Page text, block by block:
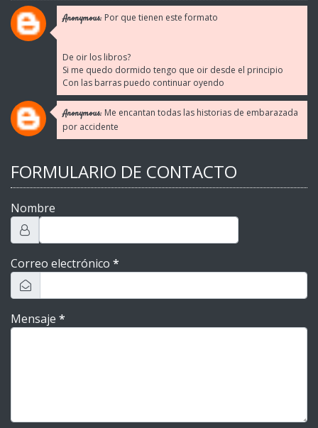
Anonymous: Por que tienen este formato
De oir los libros?
Si me quedo dormido tengo que oir desde el principio
Con las barras puedo continuar oyendo
Anonymous: Me encantan todas las historias de embarazada
por accidente
FORMULARIO DE CONTACTO
Nombre
Correo electrónico *
Mensaje *